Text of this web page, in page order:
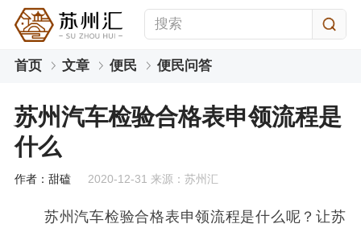
首页 文章 便民 便民问答
苏州汽车检验合格表申领流程是
什么
作者：甜磕 2020-12-31 来源：苏州汇
苏州汽车检验合格表申领流程是什么呢？让苏